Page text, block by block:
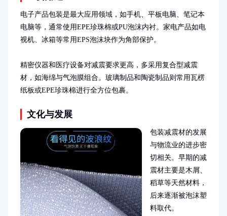
电子产品包装是最大应用领域，如手机、平板电脑、笔记本
电脑等，通常使用EPE珍珠棉或PU泡沫内衬。家电产品如电
视机、冰箱等常用EPS泡沫块作为角部保护。
精密仪器和医疗设备对减震要求更高，多采用复合型减震
材，如海绵与气泡膜组合。玻璃制品和陶瓷制品则常用瓦楞
纸板或EPE珍珠棉进行全方位包裹。
文化与发展
包装减震材的发展
与物流业的进步密
切相关。早期的减
震材主要是木屑、
稻草等天然材料，
后来逐渐被泡沫塑
料取代。